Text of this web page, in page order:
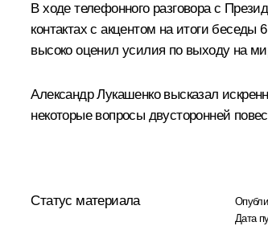
В ходе телефонного разговора с
контактах с акцентом на итоги беседы
высоко оценил усилия по выходу на
Александр Лукашенко высказал
некоторые вопросы двусторонней
Статус материала
Дата